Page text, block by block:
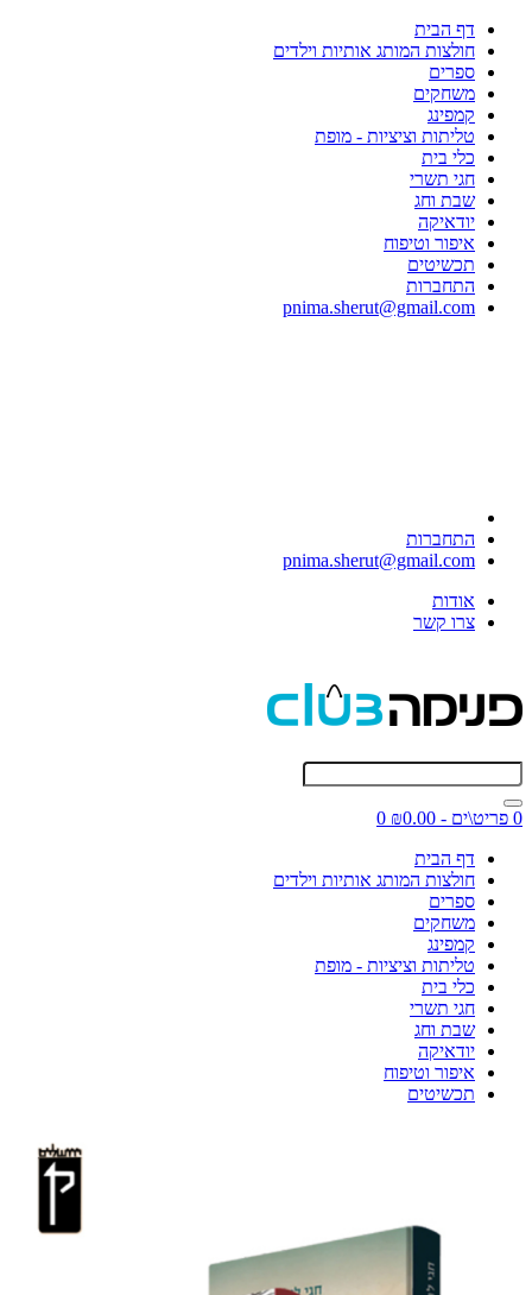
דף הבית
חולצות המותג אותיות וילדים
ספרים
משחקים
קמפינג
טליתות וציציות - מופת
כלי בית
חגי תשרי
שבת וחג
יודאיקה
איפור וטיפוח
תכשיטים
התחברות
pnima.sherut@gmail.com
התחברות
pnima.sherut@gmail.com
אודות
צרו קשר
0 פריט\ים - ₪0.00
0
דף הבית
חולצות המותג אותיות וילדים
ספרים
משחקים
קמפינג
טליתות וציציות - מופת
כלי בית
חגי תשרי
שבת וחג
יודאיקה
איפור וטיפוח
תכשיטים